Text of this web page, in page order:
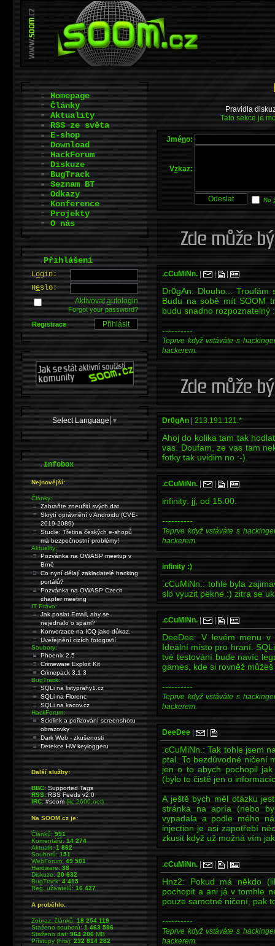
Pravidla
Tato sekce je
Jméno:
Vzkaz:
No
.cCuMiNn.
Dr0gAn: Dlouho...
Budu na sobě mít SOOM
budu snadno rozpoznatelný
----------
Teprve když vstáváte s
hackerem.
Dr0gAn 213.191.121.*
Ahoj do kolika tam tak
vas. Doufam, ze vas tam
fotky tak uvidim no :-).
.cCuMiNn.
infinity: jj, od 15:00.
----------
Teprve když vstáváte s
hackerem.
infinity :)
.cCuMiNn.: tohle byla
slo vyuzit pekne :) zitra se
.cCuMiNn.
DeeDee: V levém menu v
Ideální místo pro hraní.
tvé testování bude navíc
games, kde si rovněž
----------
Teprve když vstáváte s
hackerem.
DeeDee
.cCuMiNn.: Tak tohle jsem
ptal. To bezdůvodné ničení
jen o to abych pochopil
(bylo to čistě jen o
A ještě bych měl otázku
stránka na apría (nebo
vypadala a podle mého
injection je asi zapotřebí
zkusit když už možná vím
.cCuMiNn.
Hnz2: Pokud má někdo
pochopit a ani já v tomhle
pouze samotné ničení, pak
----------
Teprve když vstáváte s
hackerem.
Homepage
Články
Aktuality
RSS ze světa
E-shop
Download
HackForum
Diskuze
BugTrack
Seznam BT
Odkazy
Konference
Projekty
O nás
.Přihlášení
Login:
Heslo:
Aktivovatautologin
Forgot your password?
Registrace
Select Language ▼
.Infobox
Nejnovější:
Články:
Zabraňte zneužití svých dat
Skrytí oprávnění v Androidu (CVE-
2019-2089)
Studie: Třetina českých e-shopů
má bezpečnostní problémy!
Aktuality:
Pozvánka na OWASP meetup v
Brně
Co nyní dělají zakladatelé hacking
portálů?
Pozvánka na OWASP Czech
chapter meeting
IT Právo:
Jak poslat Email, aby se
nejednalo o spam?
Konverzace na ICQ jako důkaz.
Uveřejnění cizích fotografií
Soubory:
Phoenix 2.5
Crimeware Exploit Kit
Crimepack 3.1.3
BugTrack:
SQLi na listyprahy1.cz
SQLi na Florenc
SQLi na kacov.cz
HackForum:
Sciolink a pořizování screenshotu
obrazovky
Dark Web - zkušenosti
Detekce HW keyloggeru
Další služby:
BBC: Supported Tags
RSS: RSS Feeds v2.0
IRC: #soom(irc.2600.net)
Na SOOM.cz je:
Článků:991
Komentářů:14 274
Aktualit:1 862
Souborů:151
WebForum:49 501
Hardware:38
Diskuze:20 632
BugTrack:4 415
Reg. uživatelů:16 427
A proběhlo:
Zobraz. článků:18 254 119
Staženo souborů:1 463 596
Staženo dat:964 206MB
Přístupy (hits):232 814 282